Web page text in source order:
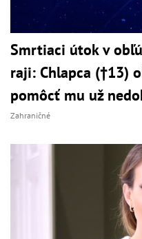
Smrtiaci útok v
raji: Chlapca (†13)
pomôcť mu už
Zahraničné